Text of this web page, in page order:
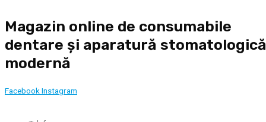
to
content
Magazin online de consumabile
dentare și aparatură stomatologică
modernă
FacebookInstagram